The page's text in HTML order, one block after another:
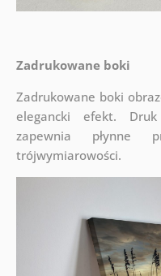
Zadrukowane boki
Zadrukowane boki
elegancki efekt.
zapewnia płynne
trójwymiarowości.